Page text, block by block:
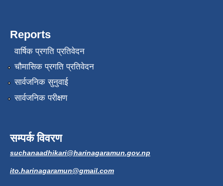
Reports
वार्षिक प्रगति प्रतिवेदन
चौमासिक प्रगति प्रतिवेदन
सार्वजनिक सुनुवाई
सार्वजनिक परीक्षण
सम्पर्क विवरण
suchanaadhikari@harinagaramun.gov.np
ito.harinagaramun@gmail.com